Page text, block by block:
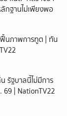
กฐานไม่เพียงพอ
นภาพการทูต | ทัน
รัฐบาลนี้ไม่มีการ
69 | NationTV22